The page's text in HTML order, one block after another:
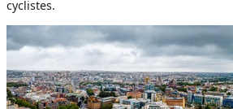
cyclistes.